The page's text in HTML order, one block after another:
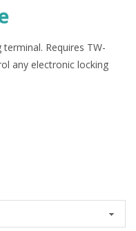
Requires TW-
any electronic locking